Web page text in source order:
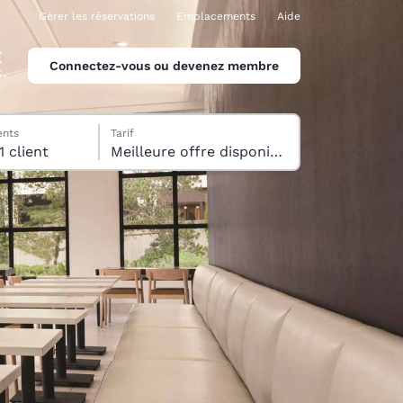
Gérer les réservations Emplacements Aide
Connectez-vous ou devenez membre
1 Chambre , 1 client
Tarif
Meilleure offre disponible